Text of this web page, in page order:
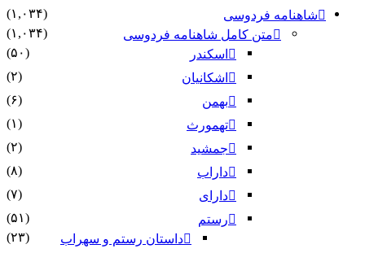
شاهنامه فردوسی
(۱,۰۳۴)
متن کامل شاهنامه فردوسی
(۱,۰۳۴)
اسکندر
(۵۰)
اشکانیان
(۲)
بهمن
(۶)
تهمورث
(۱)
جمشید
(۲)
داراب
(۸)
دارای
(۷)
رستم
(۵۱)
داستان رستم و سهراب
(۲۳)